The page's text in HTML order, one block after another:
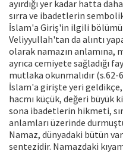
ayırdığı yer kadar hatta
sırra ve ibadetlerin
İslam'a Giriş'in ilgili
Veliyyullah'tan da alıntı
olarak namazın anlamına,
ayrıca cemiyete sağladığı
mutlaka okunmalıdır (s.62-
İslam'a girişte yeri
hacmı küçük, değeri büyük
sona ibadetlerin hikmeti,
anlamları üzerinde
Namaz, dünyadaki bütün
sentezidir. Namazdaki